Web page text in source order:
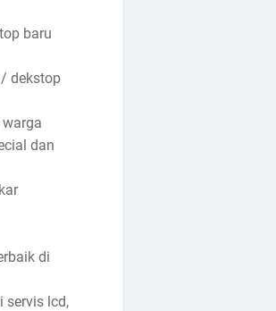
baru
dekstop
dan
di
servis lcd,